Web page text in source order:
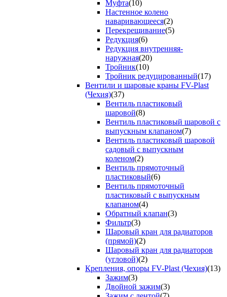
Муфта(10)
Настенное колено
наваривающееся(2)
Перекрещивание(5)
Редукция(6)
Редукция внутренняя-
наружная(20)
Тройник(10)
Тройник редуцированный(17)
Вентили и шаровые краны FV-Plast
(Чехия)(37)
Вентиль пластиковый
шаровой(8)
Вентиль пластиковый шаровой с
выпускным клапаном(7)
Вентиль пластиковый шаровой
садовый с выпускным
коленом(2)
Вентиль прямоточный
пластиковый(6)
Вентиль прямоточный
пластиковый с выпускным
клапаном(4)
Обратный клапан(3)
Фильтр(3)
Шаровый кран для радиаторов
(прямой)(2)
Шаровый кран для радиаторов
(угловой)(2)
Крепления, опоры FV-Plast (Чехия)(13)
Зажим(3)
Двойной зажим(3)